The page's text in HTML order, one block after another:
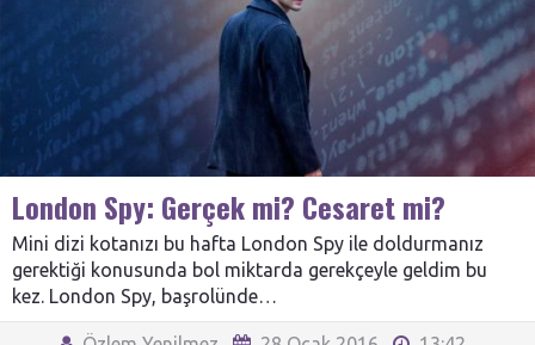
London Spy: Gerçek mi? Cesaret mi?
Mini dizi kotanızı bu hafta London Spy ile doldurmanız
gerektiği konusunda bol miktarda gerekçeyle geldim bu
kez. London Spy, başrolünde…